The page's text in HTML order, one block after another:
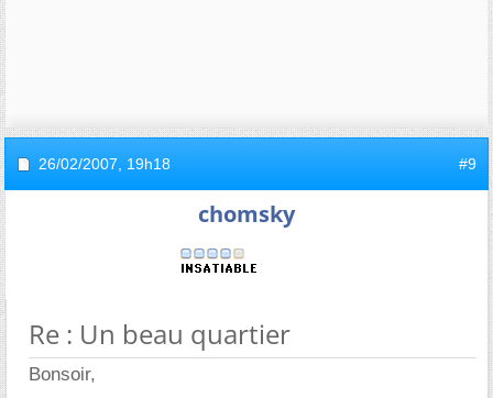
26/02/2007, 19h18 #9
chomsky
Re : Un beau quartier
Bonsoir,